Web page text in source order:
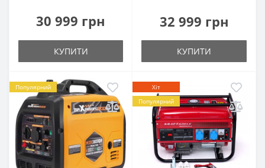
30 999 грн
КУПИТИ
32 999 грн
КУПИТИ
Популярний
Хіт
Популярний